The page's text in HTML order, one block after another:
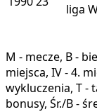
liga
M - mecze, B -
miejsca, IV - 4.
wykluczenia, T -
bonusy, Śr./B -